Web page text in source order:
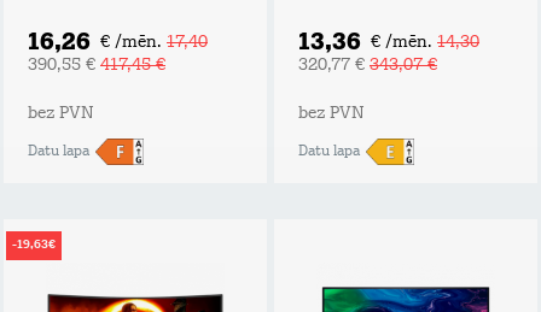
16,26 € /mēn. 17,40
390,55 € 417,45 €
bez PVN
Datu lapa
13,36 € /mēn. 14,30
320,77 € 343,07 €
bez PVN
Datu lapa
-19,63€